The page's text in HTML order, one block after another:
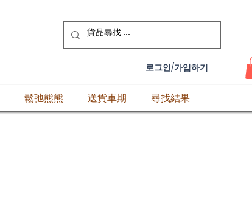
로그인/가입하기
鬆弛熊熊 送貨車期 尋找結果